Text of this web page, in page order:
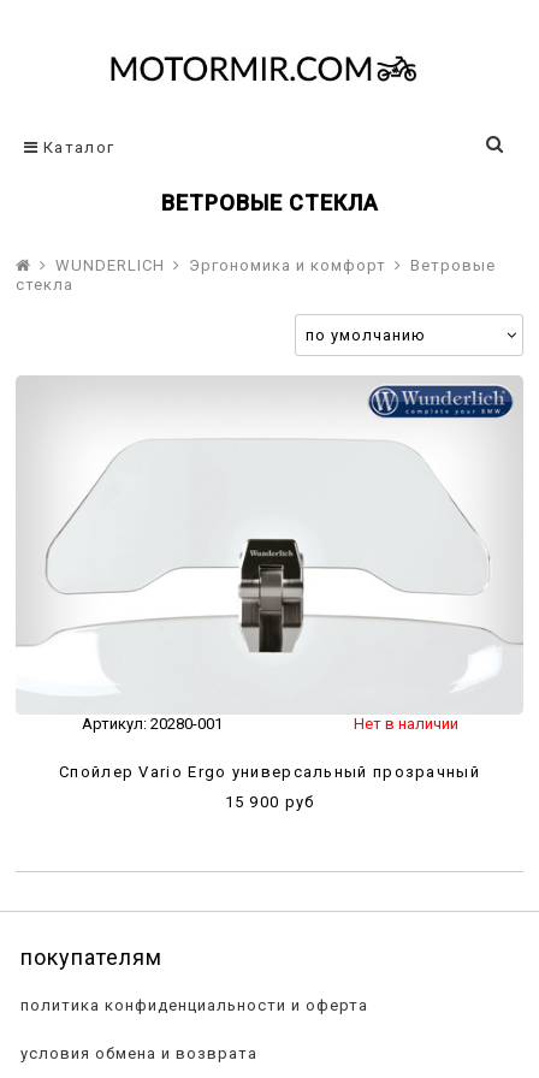
Каталог
ВЕТРОВЫЕ СТЕКЛА
WUNDERLICH Эргономика и комфорт
Ветровые
стекла
Артикул: 20280-001 Нет в наличии
Спойлер Vario Ergo универсальный прозрачный
15 900 руб
покупателям
политика конфиденциальности и оферта
условия обмена и возврата